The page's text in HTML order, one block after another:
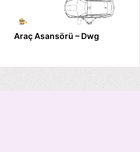
Araç Asansörü – Dwg